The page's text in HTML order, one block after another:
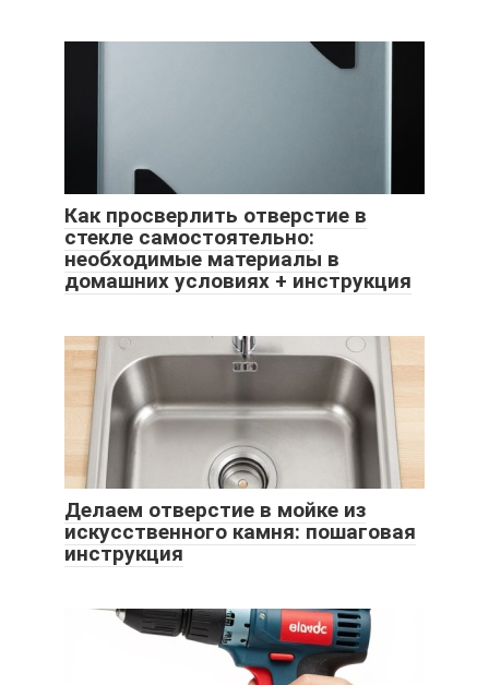
Как просверлить отверстие в
стекле самостоятельно:
необходимые материалы в
домашних условиях + инструкция
Делаем отверстие в мойке из
искусственного камня: пошаговая
инструкция